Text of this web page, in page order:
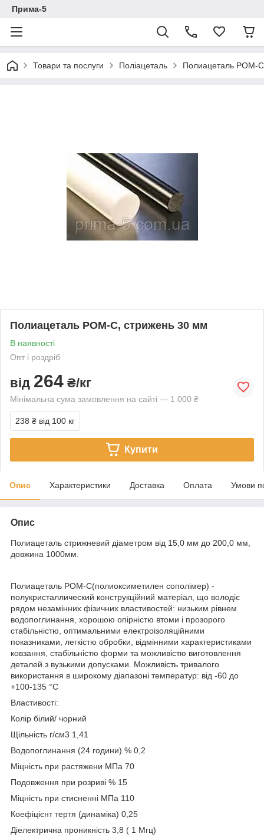
Прима-5
Товари та послуги Поліацеталь Полиацеталь РОМ-
Полиацеталь РОМ-С, стрижень 30 мм
В наявності
Опт і роздріб
від 264 ₴/кг
Мінімальна сума замовлення на сайті — 1 000 ₴
238 ₴ від 100 кг
Купити
Опис Характеристики Доставка Оплата Умови
Опис
Полиацеталь стрижневий діаметром від 15,0 мм до 200,0 мм,
довжина 1000мм.
Полиацеталь РОМ-С(полиоксиметилен сополімер) -
полукристаллический конструкційний матеріал, що володіє
рядом незамінних фізичних властивостей: низьким рівнем
водопоглинання, хорошою опірністю втоми і прозорого
стабільністю, оптимальними електроізоляційними
показниками, легкістю обробки, відмінними характеристиками
ковзання, стабільністю форми та можливістю виготовлення
деталей з вузькими допусками. Можливість тривалого
використання в широкому діапазоні температур: від -60 до
+100-135 °С
Властивості:
Колір білий/ чорний
Щільність г/см3 1,41
Водопоглинання (24 години) % 0,2
Міцність при растяжени МПа 70
Подовження при розриві % 15
Міцність при стисненні МПа 110
Коефіцієнт тертя (динаміка) 0,25
Діелектрична проникність 3,8 ( 1 Мгц)